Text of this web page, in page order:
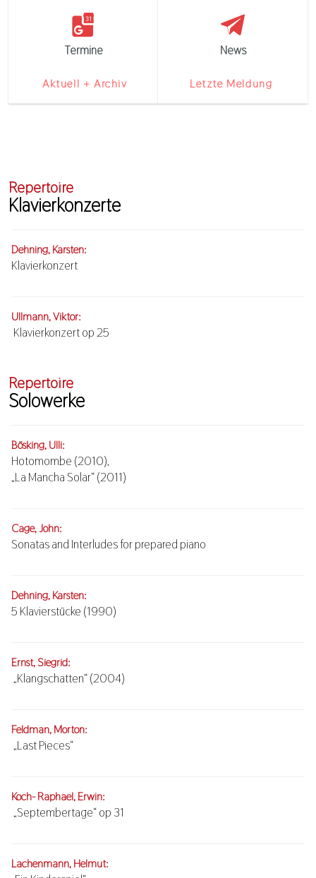
Termine
Aktuell + Archiv
News
Letzte Meldung
Repertoire
Klavierkonzerte
Dehning, Karsten:
Klavierkonzert
Ullmann, Viktor:
Klavierkonzert op 25
Repertoire
Solowerke
Bösking, Ulli:
Hotomombe (2010),
„La Mancha Solar“ (2011)
Cage, John:
Sonatas and Interludes for prepared piano
Dehning, Karsten:
5 Klavierstücke (1990)
Ernst, Siegrid:
„Klangschatten“ (2004)
Feldman, Morton:
„Last Pieces“
Koch- Raphael, Erwin:
„Septembertage“ op 31
Lachenmann, Helmut: